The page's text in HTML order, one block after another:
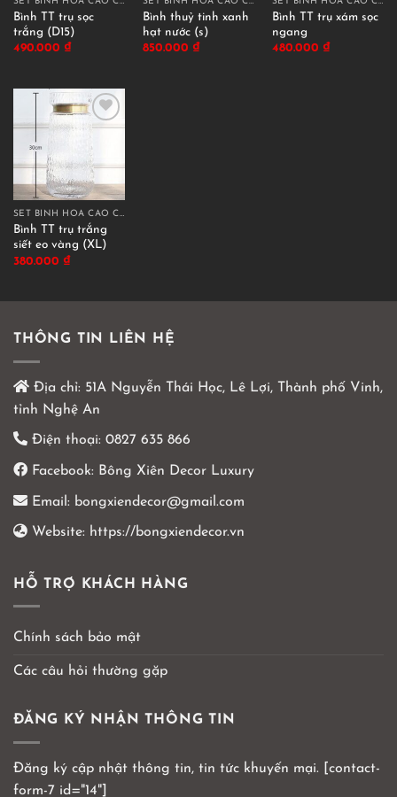
Bình TT trụ sọc
trắng (D15)
490.000 ₫
Bình thuỷ tinh xanh
hạt nước (s)
850.000 ₫
Bình TT trụ xám sọc
ngang
480.000 ₫
SET BÌNH HOA CAO CẤP
Bình TT trụ trắng
siết eo vàng (XL)
380.000 ₫
THÔNG TIN LIÊN HỆ
Địa chỉ: 51A Nguyễn Thái Học, Lê Lợi, Thành phố Vinh,
tỉnh Nghệ An
Điện thoại: 0827 635 866
Facebook: Bông Xiên Decor Luxury
Email: bongxiendecor@gmail.com
Website: https://bongxiendecor.vn
HỖ TRỢ KHÁCH HÀNG
Chính sách bảo mật
Các câu hỏi thường gặp
ĐĂNG KÝ NHẬN THÔNG TIN
Đăng ký cập nhật thông tin, tin tức khuyến mại. [contact-
form-7 id="14"]